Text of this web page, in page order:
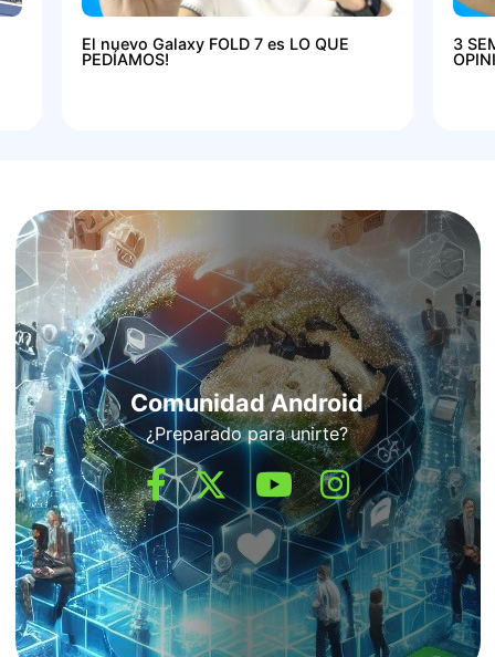
El nuevo Galaxy FOLD 7 es LO QUE
PEDÍAMOS!
3
Comunidad Android
¿Preparado para unirte?